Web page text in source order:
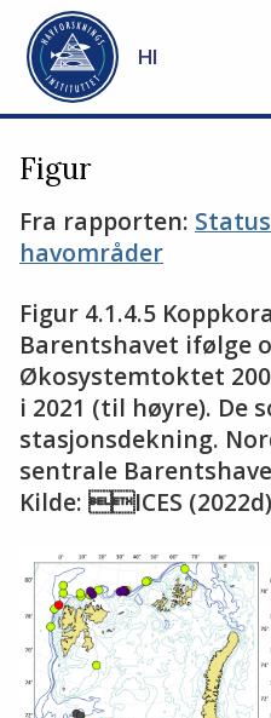
Gå til hovedinnhold
HI
Figur
Fra rapporten:
havområder
Figur 4.1.4.5
Barentshavet ifølge
Økosystemtoktet
i 2021 (til høyre). De
stasjonsdekning.
sentrale
Kilde: ICES